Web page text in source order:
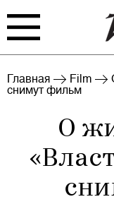
FILM
Главная Film
снимут фильм
О